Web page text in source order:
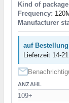
Kind of
Frequency:
Manufacturer
auf
Lieferzeit 14-
ANZAHL
109+